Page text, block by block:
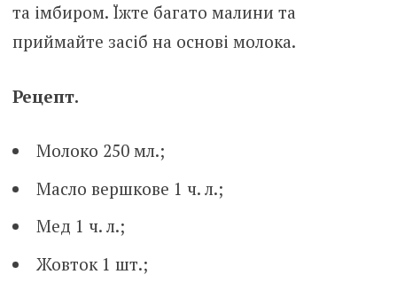
та імбиром. Їжте багато малини та
приймайте засіб на основі молока.
Рецепт.
Молоко 250 мл.;
Масло вершкове 1 ч. л.;
Мед 1 ч. л.;
Жовток 1 шт.;